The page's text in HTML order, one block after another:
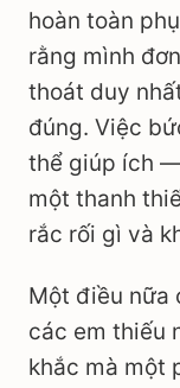
hoàn toàn
rằng mình
thoát duy
đúng. Việc
thể giúp ích
một thanh
rắc rối gì và
Một điều nữa
các em thiếu
khắc mà một